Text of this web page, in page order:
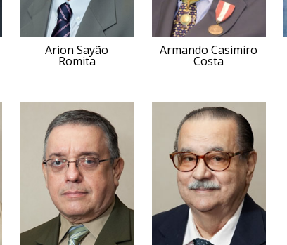
Arion Sayão
Romita
Armando Casimiro
Costa